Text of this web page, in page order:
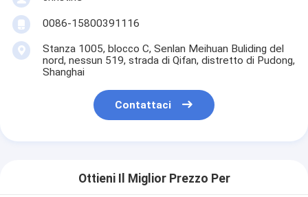
0086-15800391116
Stanza 1005, blocco C, Senlan Meihuan Buliding del
nord, nessun 519, strada di Qifan, distretto di Pudong,
Shanghai
Contattaci
Ottieni Il Miglior Prezzo Per